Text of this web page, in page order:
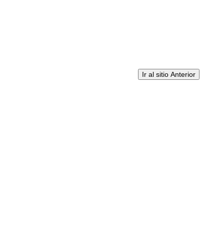
Ir al sitio Anterior